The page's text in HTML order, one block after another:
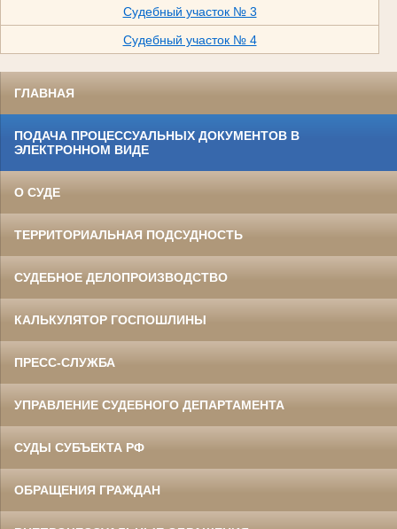
Судебный участок № 3
Судебный участок № 4
ГЛАВНАЯ
ПОДАЧА ПРОЦЕССУАЛЬНЫХ ДОКУМЕНТОВ В
ЭЛЕКТРОННОМ ВИДЕ
О СУДЕ
ТЕРРИТОРИАЛЬНАЯ ПОДСУДНОСТЬ
СУДЕБНОЕ ДЕЛОПРОИЗВОДСТВО
КАЛЬКУЛЯТОР ГОСПОШЛИНЫ
ПРЕСС-СЛУЖБА
УПРАВЛЕНИЕ СУДЕБНОГО ДЕПАРТАМЕНТА
СУДЫ СУБЪЕКТА РФ
ОБРАЩЕНИЯ ГРАЖДАН